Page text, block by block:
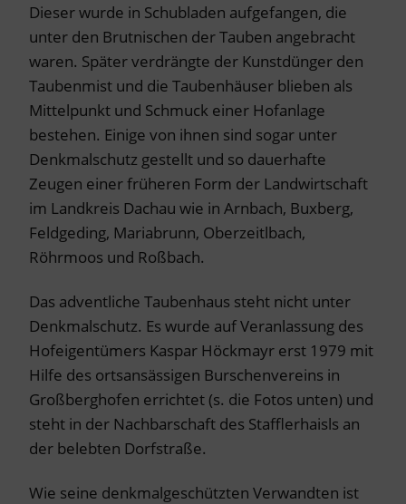
Dieser wurde in Schubladen aufgefangen, die
unter den Brutnischen der Tauben angebracht
waren. Später verdrängte der Kunstdünger den
Taubenmist und die Taubenhäuser blieben als
Mittelpunkt und Schmuck einer Hofanlage
bestehen. Einige von ihnen sind sogar unter
Denkmalschutz gestellt und so dauerhafte
Zeugen einer früheren Form der Landwirtschaft
im Landkreis Dachau wie in Arnbach, Buxberg,
Feldgeding, Mariabrunn, Oberzeitlbach,
Röhrmoos und Roßbach.
Das adventliche Taubenhaus steht nicht unter
Denkmalschutz. Es wurde auf Veranlassung des
Hofeigentümers Kaspar Höckmayr erst 1979 mit
Hilfe des ortsansässigen Burschenvereins in
Großberghofen errichtet (s. die Fotos unten) und
steht in der Nachbarschaft des Stafflerhaisls an
der belebten Dorfstraße.
Wie seine denkmalgeschützten Verwandten ist